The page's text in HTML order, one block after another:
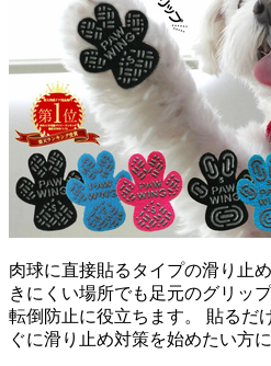
肉球に直接貼るタイプの滑り止
きにくい場所でも足元のグリッ
転倒防止に役立ちます。 貼るだ
ぐに滑り止め対策を始めたい方